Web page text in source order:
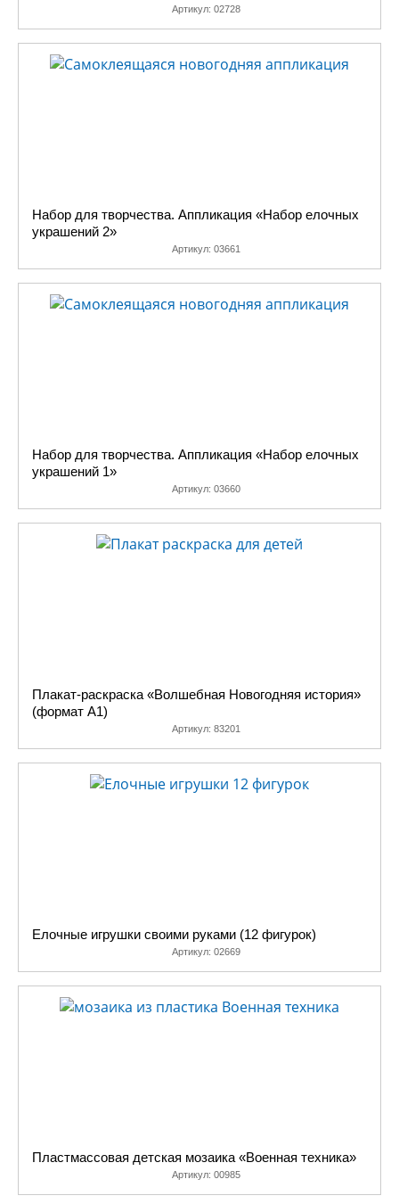
Артикул: 02728
Набор для творчества. Аппликация «Набор елочных
украшений 2»
Артикул: 03661
Набор для творчества. Аппликация «Набор елочных
украшений 1»
Артикул: 03660
Плакат-раскраска «Волшебная Новогодняя история»
(формат А1)
Артикул: 83201
Елочные игрушки своими руками (12 фигурок)
Артикул: 02669
Пластмассовая детская мозаика «Военная техника»
Артикул: 00985